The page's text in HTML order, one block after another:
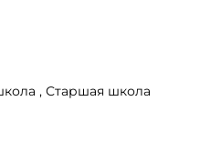
, Старшая школа